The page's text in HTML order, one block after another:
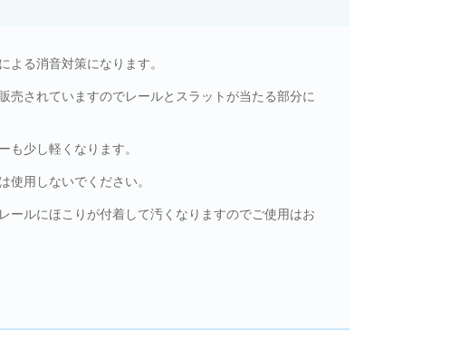
よる消音対策になります。
売されていますのでレールとスラットが当たる部分に
も少し軽くなります。
使用しないでください。
ールにほこりが付着して汚くなりますのでご使用はお